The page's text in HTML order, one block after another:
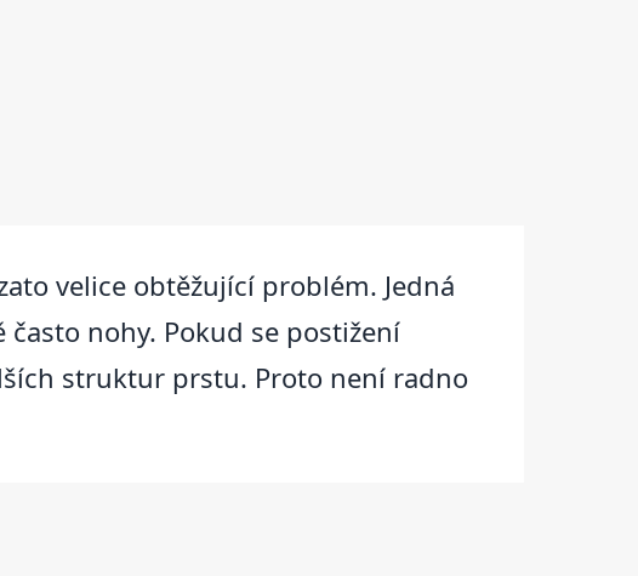
velice obtěžující problém. Jedná
nohy. Pokud se postižení
struktur prstu. Proto není radno